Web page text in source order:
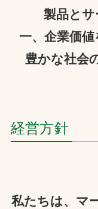
製品とサ
一、企業価
豊かな社会
経営方針
私たちは、マ